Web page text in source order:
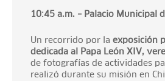
10:45 a.m. – Palacio Municipal
Un recorrido por la exposición
dedicada al Papa León XIV,
de fotografías de actividades
realizó durante su misión en